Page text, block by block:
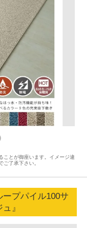
ことが御座います。イメージ違
ご了承下さい。
プパイル100サ
』